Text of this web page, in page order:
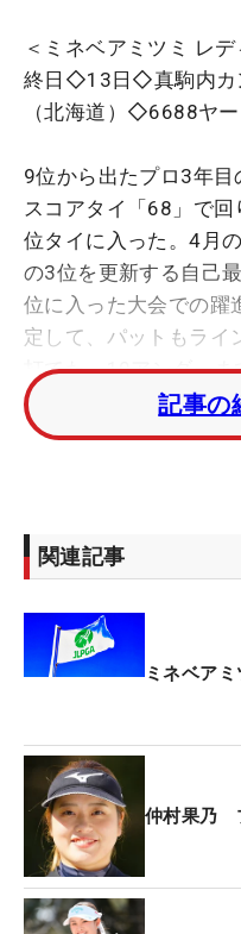
＜ミネベアミツミ レ
終日◇13日◇真駒内カ
（北海道）◇6688ヤ
9位から出たプロ3年目
スコアタイ「68」で
位タイに入った。4月
の3位を更新する自己
位に入った大会での躍
定して、パットもライ
打てた。10アンダー
笑顔を見せた。
アを伸ばした。アウト
後半のインも14パッ
4日間の平均スコアが
ドを見た。「自分の順
た。このパットは絶対
て、決めることができ
と息ついて打ちました
く安心しましたね」。
記事の
関連記事
ミネベア
仲村果乃